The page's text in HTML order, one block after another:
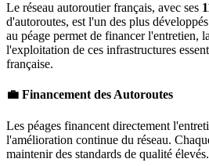
Le réseau autoroutier français, avec ses
d'autoroutes, est l'un des plus
au péage permet de financer l'entretien,
l'exploitation de ces infrastructures
française.
💼 Financement des Autoroutes
Les péages financent directement
l'amélioration continue du réseau.
maintenir des standards de qualité élevés.